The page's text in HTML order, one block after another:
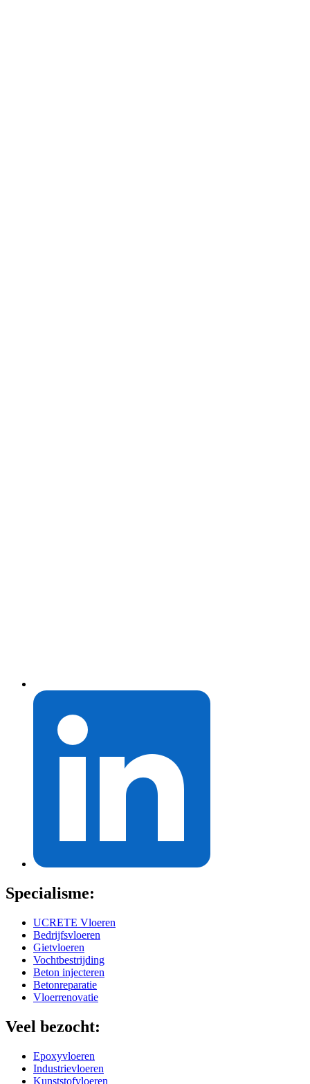
Specialisme:
UCRETE Vloeren
Bedrijfsvloeren
Gietvloeren
Vochtbestrijding
Beton injecteren
Betonreparatie
Vloerrenovatie
Veel bezocht:
Epoxyvloeren
Industrievloeren
Kunststofvloeren